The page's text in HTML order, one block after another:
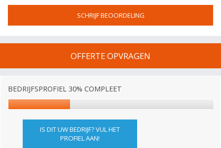
SCHRIJF BEOORDELING
OFFERTE OPVRAGEN
BEDRIJFSPROFIEL 30% COMPLEET
IS DIT UW BEDRIJF? VUL HET
PROFIEL AAN!